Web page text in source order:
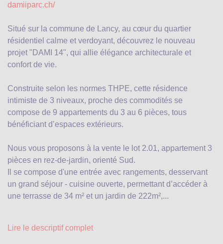
damiiparc.ch/
Situé sur la commune de Lancy, au cœur du quartier
résidentiel calme et verdoyant, découvrez le nouveau
projet "DAMI 14", qui allie élégance architecturale et
confort de vie.
Construite selon les normes THPE, cette résidence
intimiste de 3 niveaux, proche des commodités se
compose de 9 appartements du 3 au 6 pièces, tous
bénéficiant d’espaces extérieurs.
Nous vous proposons à la vente le lot 2.01, appartement 3
pièces en rez-de-jardin, orienté Sud.
Il se compose d'une entrée avec rangements, desservant
un grand séjour - cuisine ouverte, permettant d’accéder à
une terrasse de 34 m² et un jardin de 222m²,...
Lire le descriptif complet